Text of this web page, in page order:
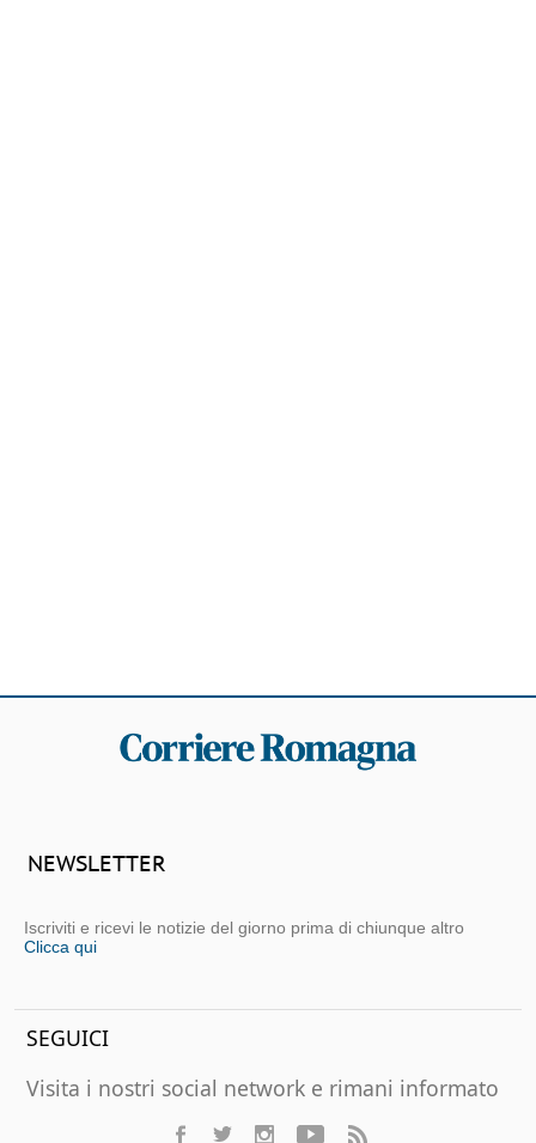
NEWSLETTER
Iscriviti e ricevi le notizie del giorno prima di chiunque altro
Clicca qui
SEGUICI
Visita i nostri social network e rimani informato